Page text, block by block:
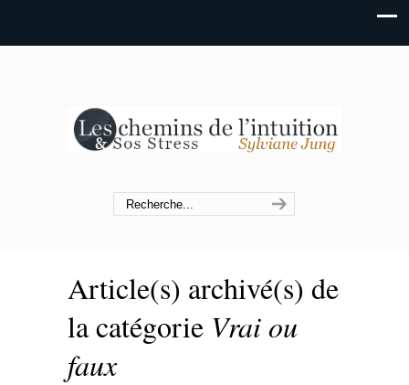
Article(s) archivé(s) de
la catégorie Vrai ou
faux